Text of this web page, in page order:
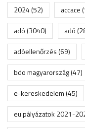
2024(52) accace
adó(3040) adó
adóellenőrzés(69)
bdo magyarország(47)
e-kereskedelem(45)
eu pályázatok 2021-